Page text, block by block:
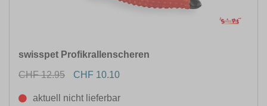
swisspet Profikrallenscheren
CHF 12.95
CHF 10.10
aktuell nicht lieferbar